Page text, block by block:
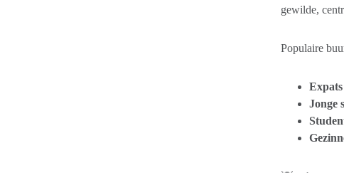
gewilde,
Populaire
Expats
Jonge